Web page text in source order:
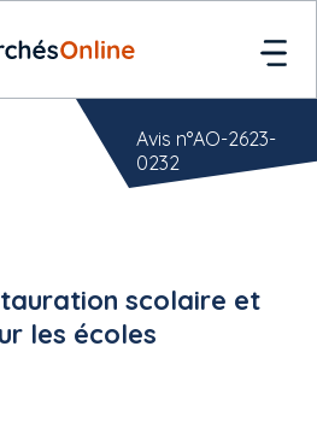
scolaire et
les écoles
Avis n°AO-2623-
0232